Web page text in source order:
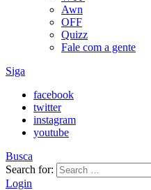
Awn
OFF
Quizz
Fale com a gente
Siga
facebook
twitter
instagram
youtube
Busca
Search for:
Login